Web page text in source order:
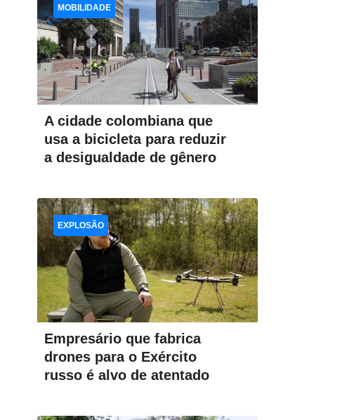
A cidade colombiana que
usa a bicicleta para reduzir
a desigualdade de gênero
MOBILIDADE
Empresário que fabrica
drones para o Exército
russo é alvo de atentado
EXPLOSÃO